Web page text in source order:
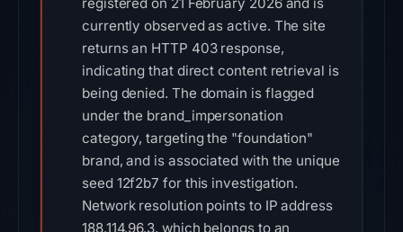
currently observed as active. The site
returns an HTTP 403 response,
indicating that direct content retrieval is
being denied. The domain is flagged
under the brand_impersonation
category, targeting the "foundation"
brand, and is associated with the unique
seed 12f2b7 for this investigation.
Network resolution points to IP address
188.114.96.3, which belongs to an